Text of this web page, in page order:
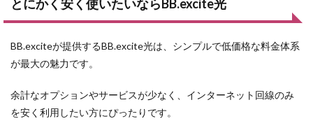
3．
の違
5
4．
とにかく安く使いたいならBB.excite光
BB.exciteが提供するBB.excite光は、シンプルで低価格な料金体系
が最大の魅力です。
余計なオプションやサービスが少なく、インターネット回線のみ
を安く利用したい方にぴったりです。